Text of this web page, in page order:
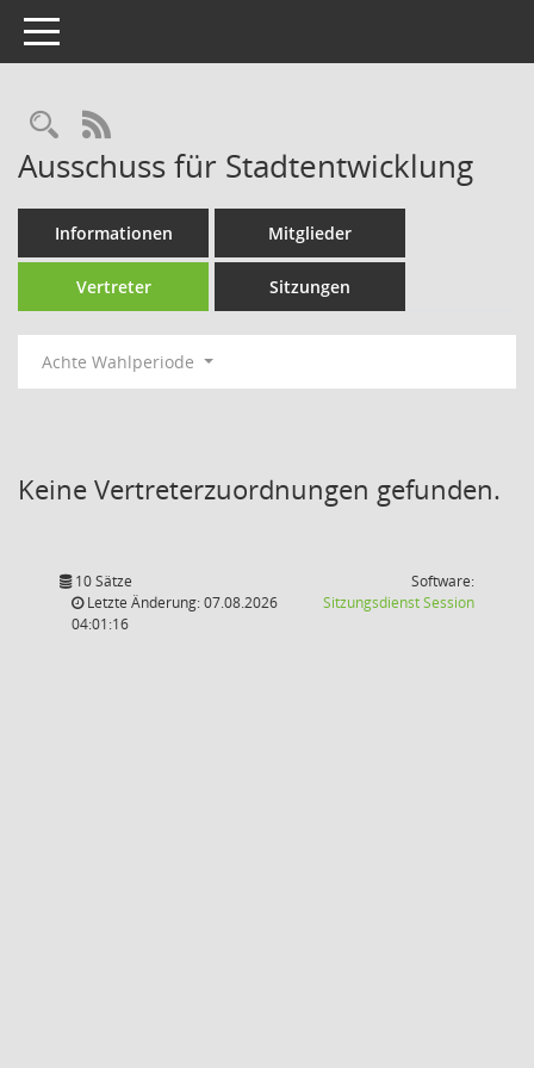
Toggle navigation
Rechercheauswahl
RSS-Feed
Ausschuss für Stadtentwicklung
Informationen Mitglieder
Vertreter Sitzungen
Achte Wahlperiode
Keine Vertreterzuordnungen gefunden.
10 Sätze
Letzte Änderung: 07.08.2026
04:01:16
Software:
SitzungsdienstSession(Wird in